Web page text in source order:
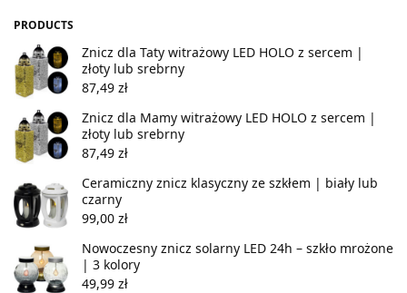
PRODUCTS
Znicz dla Taty witrażowy LED HOLO z sercem |
złoty lub srebrny
87,49 zł
Znicz dla Mamy witrażowy LED HOLO z sercem |
złoty lub srebrny
87,49 zł
Ceramiczny znicz klasyczny ze szkłem | biały lub
czarny
99,00 zł
Nowoczesny znicz solarny LED 24h – szkło mrożone
| 3 kolory
49,99 zł